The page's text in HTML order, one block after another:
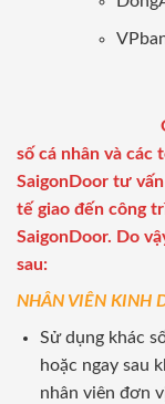
số cá nhân và các
SaigonDoor tư
tế giao đến công
SaigonDoor. Do
sau:
NHÂN VIÊN KINH
Sử dụng khác
hoặc ngay sau
nhân viên đơn